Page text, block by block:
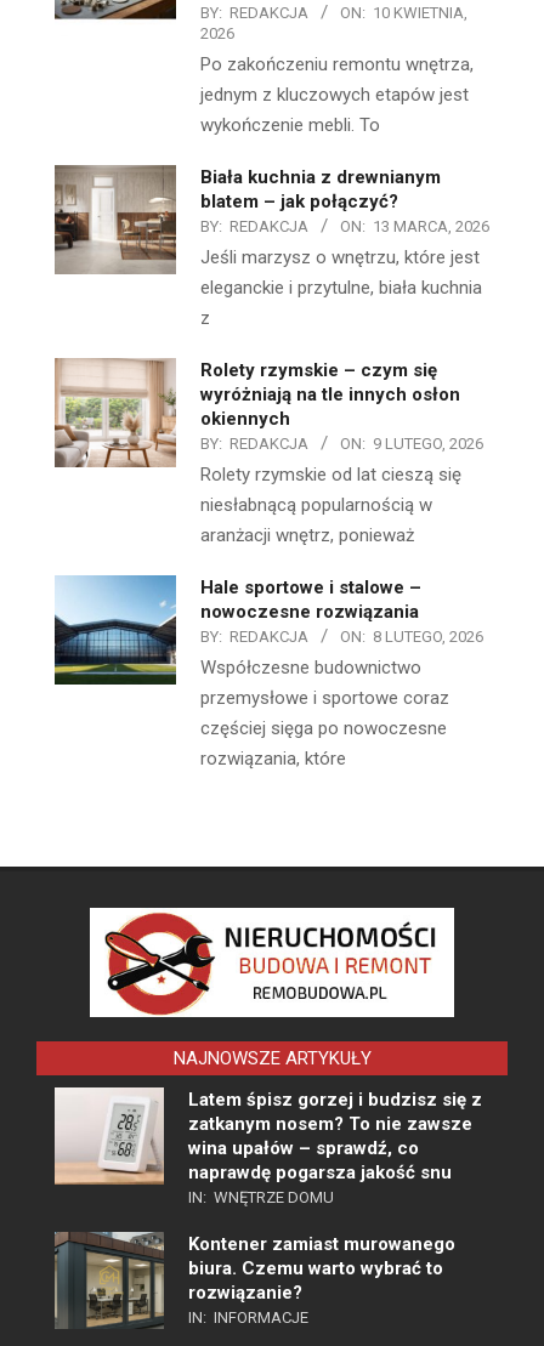
BY: REDAKCJA ON: 10 KWIETNIA,
2026
Po zakończeniu remontu wnętrza,
jednym z kluczowych etapów jest
wykończenie mebli. To
Biała kuchnia z drewnianym
blatem – jak połączyć?
BY: REDAKCJA ON: 13 MARCA, 2026
Jeśli marzysz o wnętrzu, które jest
eleganckie i przytulne, biała kuchnia
z
Rolety rzymskie – czym się
wyróżniają na tle innych osłon
okiennych
BY: REDAKCJA ON: 9 LUTEGO, 2026
Rolety rzymskie od lat cieszą się
niesłabnącą popularnością w
aranżacji wnętrz, ponieważ
Hale sportowe i stalowe –
nowoczesne rozwiązania
BY: REDAKCJA ON: 8 LUTEGO, 2026
Współczesne budownictwo
przemysłowe i sportowe coraz
częściej sięga po nowoczesne
rozwiązania, które
NAJNOWSZE ARTYKUŁY
Latem śpisz gorzej i budzisz się z
zatkanym nosem? To nie zawsze
wina upałów – sprawdź, co
naprawdę pogarsza jakość snu
IN: WNĘTRZE DOMU
Kontener zamiast murowanego
biura. Czemu warto wybrać to
rozwiązanie?
IN: INFORMACJE